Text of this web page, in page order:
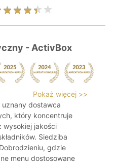
- ActivBox
Pokaż więcej >>
dostawca
który koncentruje
wysokiej jakości
Siedziba
gdzie
menu dostosowane